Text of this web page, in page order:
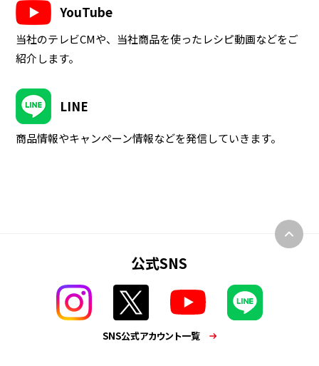
YouTube
当社のテレビCMや、当社商品を使ったレシピ動画などをご
紹介します。
LINE
商品情報やキャンペーン情報などを発信していきます。
公式SNS
SNS公式アカウント一覧